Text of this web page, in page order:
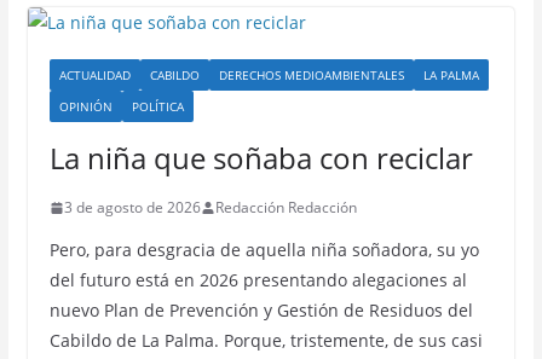
ACTUALIDAD CABILDO DERECHOS MEDIOAMBIENTALES
LA PALMA
OPINIÓN
POLÍTICA
La niña que soñaba con reciclar
3 de agosto de 2026 Redacción Redacción
Pero, para desgracia de aquella niña soñadora, su yo
del futuro está en 2026 presentando alegaciones al
nuevo Plan de Prevención y Gestión de Residuos del
Cabildo de La Palma. Porque, tristemente, de sus casi